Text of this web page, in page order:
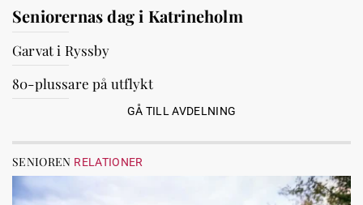
Seniorernas dag i Katrineholm
Garvat i Ryssby
80-plussare på utflykt
GÅ TILL AVDELNING
SENIOREN RELATIONER